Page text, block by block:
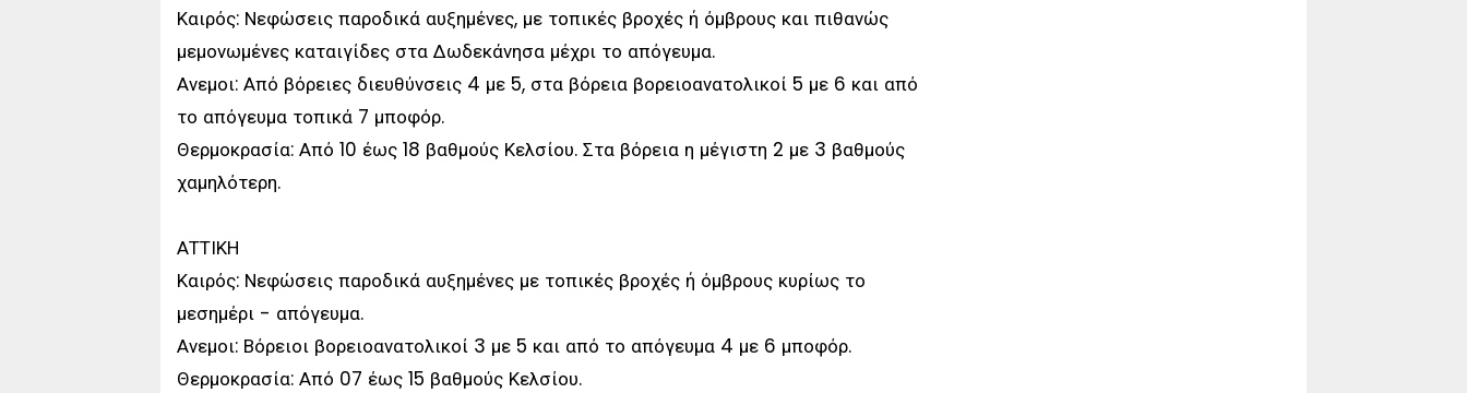
Καιρός: Νεφώσεις παροδικά αυξημένες, με τοπικές βροχές ή όμβρους και πιθανώς
μεμονωμένες καταιγίδες στα Δωδεκάνησα μέχρι το απόγευμα.
Ανεμοι: Από βόρειες διευθύνσεις 4 με 5, στα βόρεια βορειοανατολικοί 5 με 6 και από
το απόγευμα τοπικά 7 μποφόρ.
Θερμοκρασία: Από 10 έως 18 βαθμούς Κελσίου. Στα βόρεια η μέγιστη 2 με 3 βαθμούς
χαμηλότερη.
ΑΤΤΙΚΗ
Καιρός: Νεφώσεις παροδικά αυξημένες με τοπικές βροχές ή όμβρους κυρίως το
μεσημέρι - απόγευμα.
Ανεμοι: Βόρειοι βορειοανατολικοί 3 με 5 και από το απόγευμα 4 με 6 μποφόρ.
Θερμοκρασία: Από 07 έως 15 βαθμούς Κελσίου.